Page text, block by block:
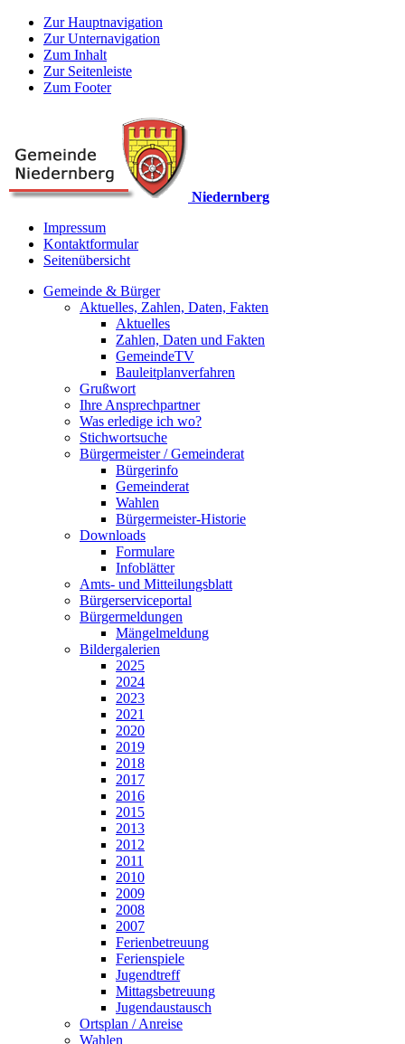
Zur Hauptnavigation
Zur Unternavigation
Zum Inhalt
Zur Seitenleiste
Zum Footer
Niedernberg
Impressum
Kontaktformular
Seitenübersicht
Gemeinde & Bürger
Aktuelles, Zahlen, Daten, Fakten
Aktuelles
Zahlen, Daten und Fakten
GemeindeTV
Bauleitplanverfahren
Grußwort
Ihre Ansprechpartner
Was erledige ich wo?
Stichwortsuche
Bürgermeister / Gemeinderat
Bürgerinfo
Gemeinderat
Wahlen
Bürgermeister-Historie
Downloads
Formulare
Infoblätter
Amts- und Mitteilungsblatt
Bürgerserviceportal
Bürgermeldungen
Mängelmeldung
Bildergalerien
2025
2024
2023
2021
2020
2019
2018
2017
2016
2015
2013
2012
2011
2010
2009
2008
2007
Ferienbetreuung
Ferienspiele
Jugendtreff
Mittagsbetreuung
Jugendaustausch
Ortsplan / Anreise
Wahlen